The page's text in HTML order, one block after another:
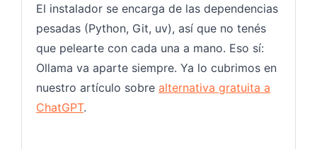
El instalador se encarga de las dependencias
pesadas (Python, Git, uv), así que no tenés
que pelearte con cada una a mano. Eso sí:
Ollama va aparte siempre. Ya lo cubrimos en
nuestro artículo sobre alternativa gratuita a
ChatGPT.